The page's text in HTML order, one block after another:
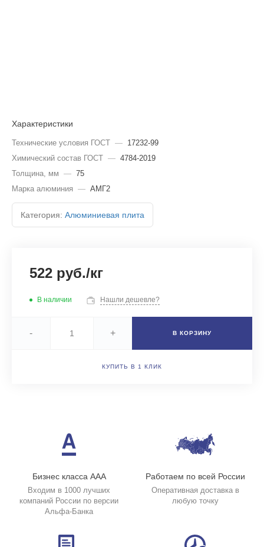
Характеристики
Технические условия ГОСТ — 17232-99
Химический состав ГОСТ — 4784-2019
Толщина, мм — 75
Марка алюминия — АМГ2
Категория: Алюминиевая плита
522 руб./кг
В наличии Нашли дешевле?
- + В КОРЗИНУ
КУПИТЬ В 1 КЛИК
Бизнес класса ААА
Входим в 1000 лучших
компаний России по версии
Альфа-Банка
Работаем по всей России
Оперативная доставка в
любую точку